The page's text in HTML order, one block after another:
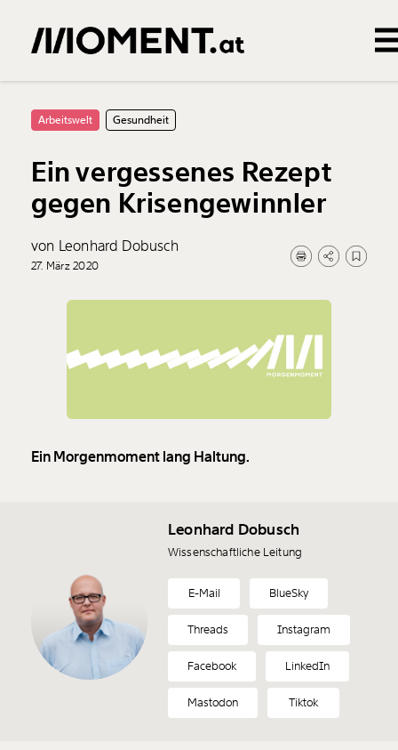
0Treffer
Arbeitswelt Gesundheit
Ein vergessenes Rezept
gegen Krisengewinnler
von Leonhard Dobusch
27. März 2020
Ein Morgenmoment lang Haltung.
Leonhard Dobusch
Wissenschaftliche Leitung
E-Mail BlueSky
Threads Instagram
Facebook LinkedIn
Mastodon Tiktok